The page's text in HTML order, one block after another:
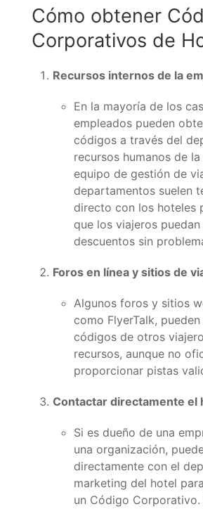
Cómo obtener
Corporativos de
Recursos internos de la
En la mayoría de los
empleados pueden
códigos a través del
recursos humanos de
equipo de gestión de
departamentos suelen
directo con los hoteles
que los viajeros
descuentos sin
Foros en línea y sitios de
Algunos foros y sitios
como FlyerTalk,
códigos de otros
recursos, aunque no
proporcionar pistas
Contactar directamente el
Si es dueño de una
una organización,
directamente con el
marketing del hotel
un Código Corporativo.